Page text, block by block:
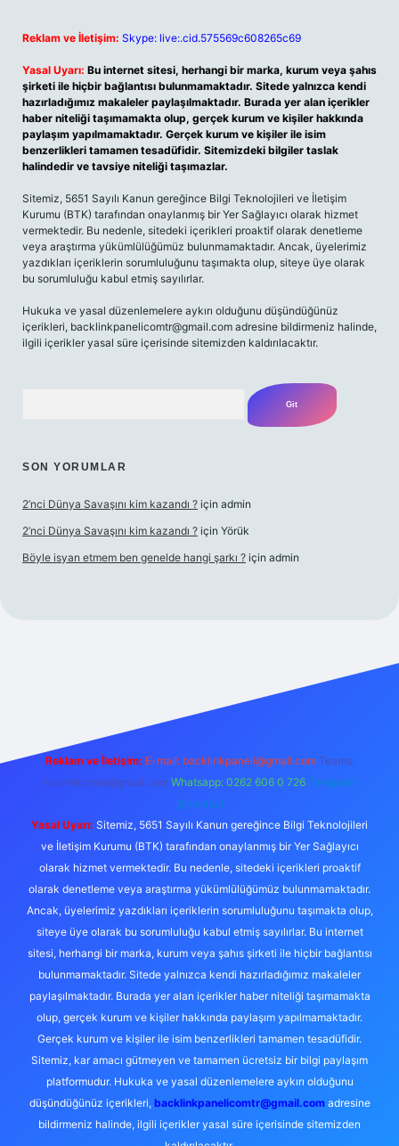
Reklam ve İletişim: Skype: live:.cid.575569c608265c69
Yasal Uyarı: Bu internet sitesi, herhangi bir marka, kurum veya şahıs
şirketi ile hiçbir bağlantısı bulunmamaktadır. Sitede yalnızca kendi
hazırladığımız makaleler paylaşılmaktadır. Burada yer alan içerikler
haber niteliği taşımamakta olup, gerçek kurum ve kişiler hakkında
paylaşım yapılmamaktadır. Gerçek kurum ve kişiler ile isim
benzerlikleri tamamen tesadüfidir. Sitemizdeki bilgiler taslak
halindedir ve tavsiye niteliği taşımazlar.
Sitemiz, 5651 Sayılı Kanun gereğince Bilgi Teknolojileri ve İletişim
Kurumu (BTK) tarafından onaylanmış bir Yer Sağlayıcı olarak hizmet
vermektedir. Bu nedenle, sitedeki içerikleri proaktif olarak denetleme
veya araştırma yükümlülüğümüz bulunmamaktadır. Ancak, üyelerimiz
yazdıkları içeriklerin sorumluluğunu taşımakta olup, siteye üye olarak
bu sorumluluğu kabul etmiş sayılırlar.
Hukuka ve yasal düzenlemelere aykırı olduğunu düşündüğünüz
içerikleri, backlinkpanelicomtr@gmail.com adresine bildirmeniz halinde,
ilgili içerikler yasal süre içerisinde sitemizden kaldırılacaktır.
SON YORUMLAR
2’nci Dünya Savaşını kim kazandı ? için admin
2’nci Dünya Savaşını kim kazandı ? için Yörük
Böyle isyan etmem ben genelde hangi şarkı ? için admin
m elexbet
Reklam ve İletişim: E-mail: backlinkpaneli@gmail.com Teams:
forumhizmeti@gmail.com Whatsapp: 0262 606 0 726 Telegram:
@karabul
Yasal Uyarı: Sitemiz, 5651 Sayılı Kanun gereğince Bilgi Teknolojileri
ve İletişim Kurumu (BTK) tarafından onaylanmış bir Yer Sağlayıcı
olarak hizmet vermektedir. Bu nedenle, sitedeki içerikleri proaktif
olarak denetleme veya araştırma yükümlülüğümüz bulunmamaktadır.
Ancak, üyelerimiz yazdıkları içeriklerin sorumluluğunu taşımakta olup,
siteye üye olarak bu sorumluluğu kabul etmiş sayılırlar. Bu internet
sitesi, herhangi bir marka, kurum veya şahıs şirketi ile hiçbir bağlantısı
bulunmamaktadır. Sitede yalnızca kendi hazırladığımız makaleler
paylaşılmaktadır. Burada yer alan içerikler haber niteliği taşımamakta
olup, gerçek kurum ve kişiler hakkında paylaşım yapılmamaktadır.
Gerçek kurum ve kişiler ile isim benzerlikleri tamamen tesadüfidir.
Sitemiz, kar amacı gütmeyen ve tamamen ücretsiz bir bilgi paylaşım
platformudur. Hukuka ve yasal düzenlemelere aykırı olduğunu
düşündüğünüz içerikleri, backlinkpanelicomtr@gmail.comadresine
bildirmeniz halinde, ilgili içerikler yasal süre içerisinde sitemizden